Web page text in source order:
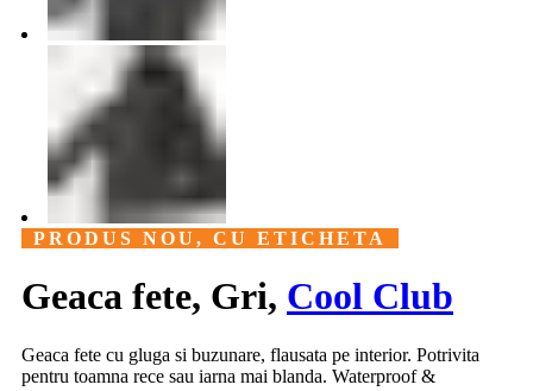
PRODUS NOU, CU ETICHETA
Geaca fete, Gri, Cool Club
Geaca fete cu gluga si buzunare, flausata pe interior. Potrivita
pentru toamna rece sau iarna mai blanda. Waterproof &